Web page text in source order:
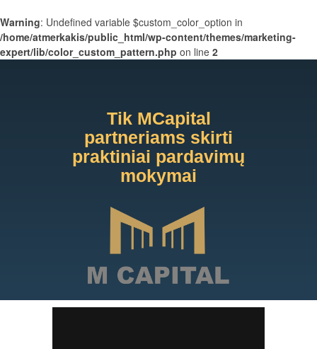
Warning: Undefined variable $custom_color_option in
/home/atmerkakis/public_html/wp-content/themes/marketing-
expert/lib/color_custom_pattern.php on line 2
Tik MCapital
partneriams skirti
praktiniai pardavimų
mokymai